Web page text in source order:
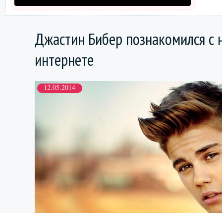
Джастин Бибер познакомился с
интернете
12.05.2014